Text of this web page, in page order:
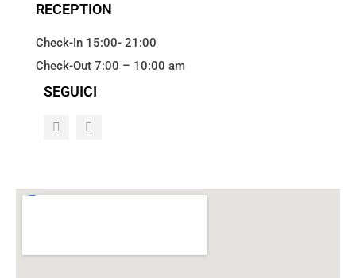
RECEPTION
Check-In 15:00- 21:00
Check-Out 7:00 – 10:00 am
SEGUICI